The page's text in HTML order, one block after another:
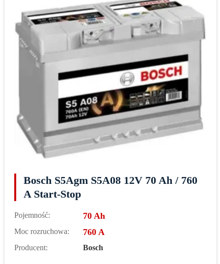
Bosch S5Agm S5A08 12V 70 Ah / 760
A Start-Stop
Pojemność: 70 Ah
Moc rozruchowa: 760 A
Producent: Bosch